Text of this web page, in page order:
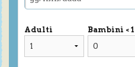
Adulti Bambini <